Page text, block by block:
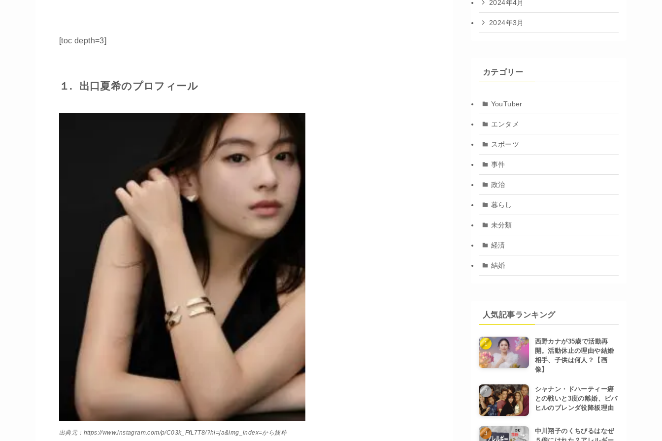
[toc depth=3]
１. 出口夏希のプロフィール
出典元：https://www.instagram.com/p/C03k_FfL7T8/?hl=ja&img_index=から抜粋
2024年4月
2024年3月
カテゴリー
YouTuber
エンタメ
スポーツ
事件
政治
暮らし
未分類
経済
結婚
人気記事ランキング
西野カナが35歳で活動再
開。活動休止の理由や結婚
相手、子供は何人？【画
像】
シャナン・ドハーティー癌
との戦いと3度の離婚、ビバ
ヒルのブレンダ役降板理由
中川翔子のくちびるはなぜ